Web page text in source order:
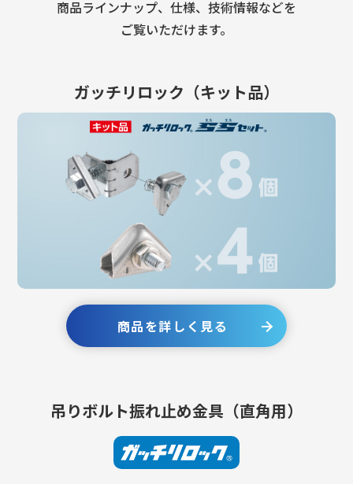
商品ラインナップ、仕様、技術情報などを
ご覧いただけます。
ガッチリロック（キット品）
商品を詳しく見る
吊りボルト振れ止め金具（直角用）